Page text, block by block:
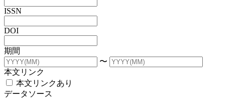
ISSN
DOI
期間
〜
本文リンク
本文リンクあり
データソース